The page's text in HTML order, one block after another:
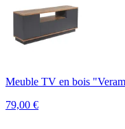
Meuble TV en bois
79,00 €